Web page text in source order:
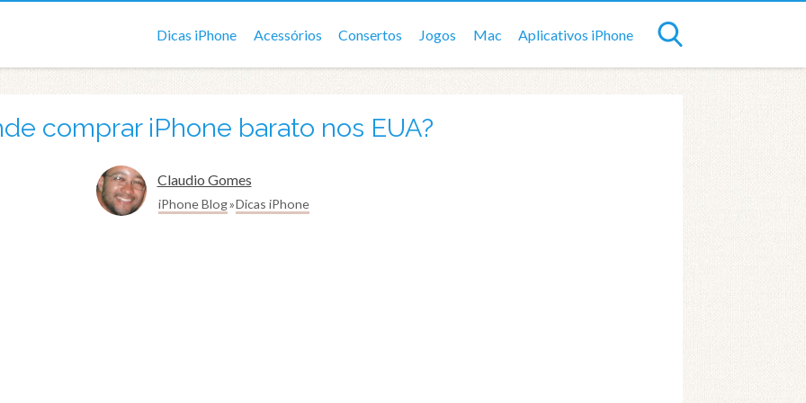
Dicas iPhone Acessórios Consertos Jogos Mac Aplicativos iPhone
comprar iPhone barato nos EUA?
Claudio Gomes
iPhone Blog Dicas iPhone